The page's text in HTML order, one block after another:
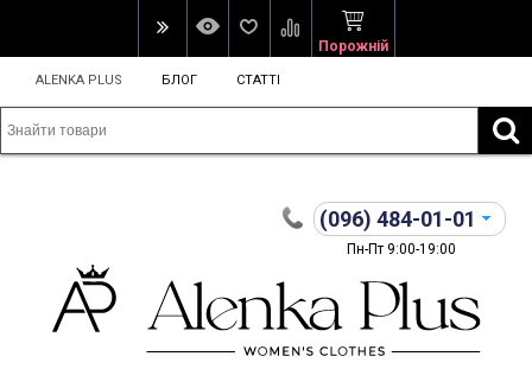
Порожній
ALENKA PLUS БЛОГ СТАТТІ
(096) 484-01-01
Пн-Пт 9:00-19:00